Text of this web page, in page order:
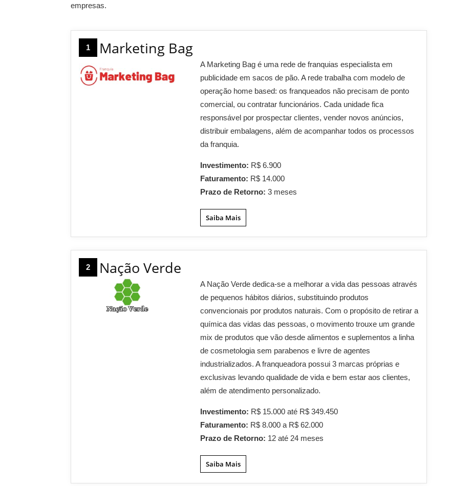
empresas.
1 Marketing Bag
A Marketing Bag é uma rede de franquias especialista em
publicidade em sacos de pão. A rede trabalha com modelo de
operação home based: os franqueados não precisam de ponto
comercial, ou contratar funcionários. Cada unidade fica
responsável por prospectar clientes, vender novos anúncios,
distribuir embalagens, além de acompanhar todos os processos
da franquia.
Investimento: R$ 6.900
Faturamento: R$ 14.000
Prazo de Retorno:3 meses
Saiba Mais
2 Nação Verde
A Nação Verde dedica-se a melhorar a vida das pessoas através
de pequenos hábitos diários, substituindo produtos
convencionais por produtos naturais. Com o propósito de retirar a
química das vidas das pessoas, o movimento trouxe um grande
mix de produtos que vão desde alimentos e suplementos a linha
de cosmetologia sem parabenos e livre de agentes
industrializados. A franqueadora possui 3 marcas próprias e
exclusivas levando qualidade de vida e bem estar aos clientes,
além de atendimento personalizado.
Investimento: R$ 15.000 até R$ 349.450
Faturamento: R$ 8.000 a R$ 62.000
Prazo de Retorno: 12 até 24 meses
Saiba Mais